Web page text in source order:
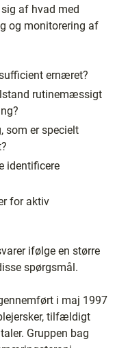
af hvad med
og monitorering af
ernæret?
rutinemæssigt
som er specielt
identificere
for aktiv
ifølge en større
spørgsmål.
i maj 1997
tilfældigt
Gruppen bag